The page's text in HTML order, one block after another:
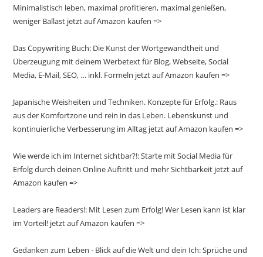
Minimalistisch leben, maximal profitieren, maximal genießen,
weniger Ballast jetzt auf Amazon kaufen =>
Das Copywriting Buch: Die Kunst der Wortgewandtheit und
Überzeugung mit deinem Werbetext für Blog, Webseite, Social
Media, E-Mail, SEO, … inkl. Formeln jetzt auf Amazon kaufen =>
Japanische Weisheiten und Techniken. Konzepte für Erfolg.: Raus
aus der Komfortzone und rein in das Leben. Lebenskunst und
kontinuierliche Verbesserung im Alltag jetzt auf Amazon kaufen =>
Wie werde ich im Internet sichtbar?!: Starte mit Social Media für
Erfolg durch deinen Online Auftritt und mehr Sichtbarkeit jetzt auf
Amazon kaufen =>
Leaders are Readers!: Mit Lesen zum Erfolg! Wer Lesen kann ist klar
im Vorteil! jetzt auf Amazon kaufen =>
Gedanken zum Leben - Blick auf die Welt und dein Ich: Sprüche und